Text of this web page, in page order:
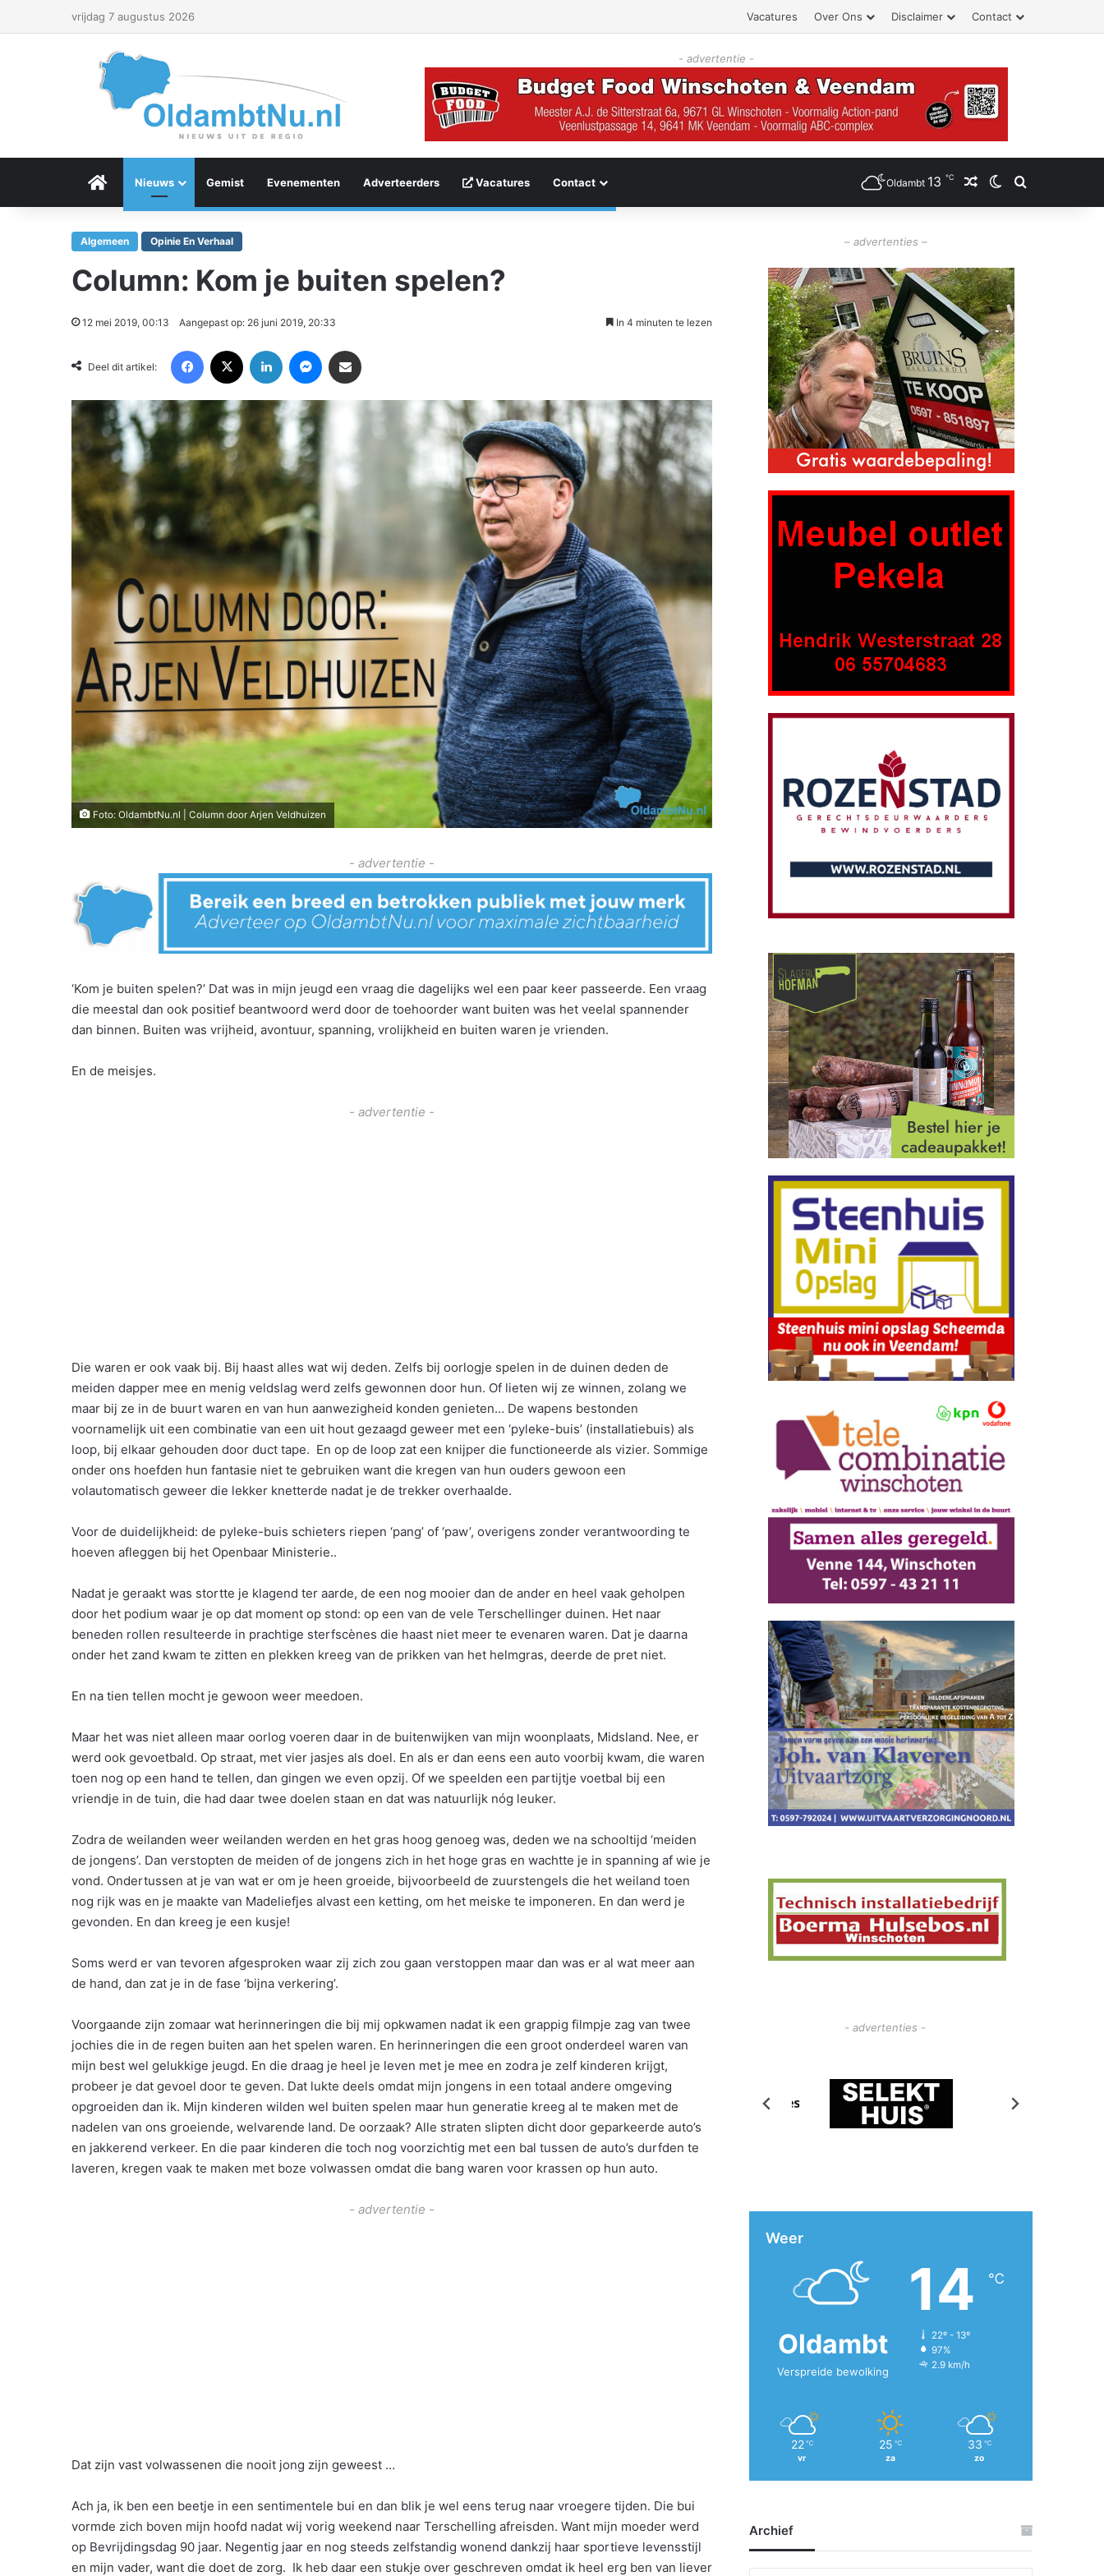
vrijdag 7 augustus 2026 Vacatures Over Ons Disclaimer Contact
- advertentie -
Menu Item
Nieuws Gemist Evenementen Adverteerders Vacatures Contact Oldambt 13 ℃ Willekeurig artikel
Switch skin
Zoeken
Algemeen Opinie En Verhaal
Column: Kom je buiten spelen?
12 mei 2019, 00:13 Aangepast op: 26 juni 2019, 20:33 In 4 minuten te lezen
Deel dit artikel:
Foto: OldambtNu.nl | Column door Arjen Veldhuizen
- advertentie -
‘Kom je buiten spelen?’ Dat was in mijn jeugd een vraag die dagelijks wel een paar keer passeerde. Een vraag
die meestal dan ook positief beantwoord werd door de toehoorder want buiten was het veelal spannender
dan binnen. Buiten was vrijheid, avontuur, spanning, vrolijkheid en buiten waren je vrienden.
En de meisjes.
- advertentie -
Die waren er ook vaak bij. Bij haast alles wat wij deden. Zelfs bij oorlogje spelen in de duinen deden de
meiden dapper mee en menig veldslag werd zelfs gewonnen door hun. Of lieten wij ze winnen, zolang we
maar bij ze in de buurt waren en van hun aanwezigheid konden genieten… De wapens bestonden
voornamelijk uit een combinatie van een uit hout gezaagd geweer met een ‘pyleke-buis’ (installatiebuis) als
loop, bij elkaar gehouden door duct tape. En op de loop zat een knijper die functioneerde als vizier. Sommige
onder ons hoefden hun fantasie niet te gebruiken want die kregen van hun ouders gewoon een
volautomatisch geweer die lekker knetterde nadat je de trekker overhaalde.
Voor de duidelijkheid: de pyleke-buis schieters riepen ‘pang’ of ‘paw’, overigens zonder verantwoording te
hoeven afleggen bij het Openbaar Ministerie..
Nadat je geraakt was stortte je klagend ter aarde, de een nog mooier dan de ander en heel vaak geholpen
door het podium waar je op dat moment op stond: op een van de vele Terschellinger duinen. Het naar
beneden rollen resulteerde in prachtige sterfscènes die haast niet meer te evenaren waren. Dat je daarna
onder het zand kwam te zitten en plekken kreeg van de prikken van het helmgras, deerde de pret niet.
En na tien tellen mocht je gewoon weer meedoen.
Maar het was niet alleen maar oorlog voeren daar in de buitenwijken van mijn woonplaats, Midsland. Nee, er
werd ook gevoetbald. Op straat, met vier jasjes als doel. En als er dan eens een auto voorbij kwam, die waren
toen nog op een hand te tellen, dan gingen we even opzij. Of we speelden een partijtje voetbal bij een
vriendje in de tuin, die had daar twee doelen staan en dat was natuurlijk nóg leuker.
Zodra de weilanden weer weilanden werden en het gras hoog genoeg was, deden we na schooltijd ‘meiden
de jongens’. Dan verstopten de meiden of de jongens zich in het hoge gras en wachtte je in spanning af wie je
vond. Ondertussen at je van wat er om je heen groeide, bijvoorbeeld de zuurstengels die het weiland toen
nog rijk was en je maakte van Madeliefjes alvast een ketting, om het meiske te imponeren. En dan werd je
gevonden. En dan kreeg je een kusje!
Soms werd er van tevoren afgesproken waar zij zich zou gaan verstoppen maar dan was er al wat meer aan
de hand, dan zat je in de fase ‘bijna verkering’.
Voorgaande zijn zomaar wat herinneringen die bij mij opkwamen nadat ik een grappig filmpje zag van twee
jochies die in de regen buiten aan het spelen waren. En herinneringen die een groot onderdeel waren van
mijn best wel gelukkige jeugd. En die draag je heel je leven met je mee en zodra je zelf kinderen krijgt,
probeer je dat gevoel door te geven. Dat lukte deels omdat mijn jongens in een totaal andere omgeving
opgroeiden dan ik. Mijn kinderen wilden wel buiten spelen maar hun generatie kreeg al te maken met de
nadelen van ons groeiende, welvarende land. De oorzaak? Alle straten slipten dicht door geparkeerde auto’s
en jakkerend verkeer. En die paar kinderen die toch nog voorzichtig met een bal tussen de auto’s durfden te
laveren, kregen vaak te maken met boze volwassen omdat die bang waren voor krassen op hun auto.
- advertentie -
Dat zijn vast volwassenen die nooit jong zijn geweest …
Ach ja, ik ben een beetje in een sentimentele bui en dan blik je wel eens terug naar vroegere tijden. Die bui
vormde zich boven mijn hoofd nadat wij vorig weekend naar Terschelling afreisden. Want mijn moeder werd
op Bevrijdingsdag 90 jaar. Negentig jaar en nog steeds zelfstandig wonend dankzij haar sportieve levensstijl
en mijn vader, want die doet de zorg. Ik heb daar een stukje over geschreven omdat ik heel erg ben van liever
– advertenties –
- advertenties -
Weer
Oldambt
Verspreide bewolking
14 ℃
22º - 13º
97%
2.9 km/h
22 ℃
vr
25 ℃
za
33 ℃
zo
Archief